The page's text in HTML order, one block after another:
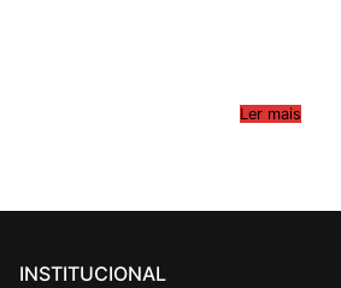
Ler mais
INSTITUCIONAL